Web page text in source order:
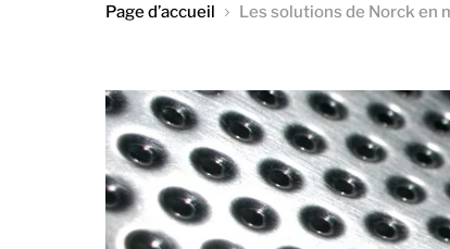
Page d’accueil Les solutions de Norck en